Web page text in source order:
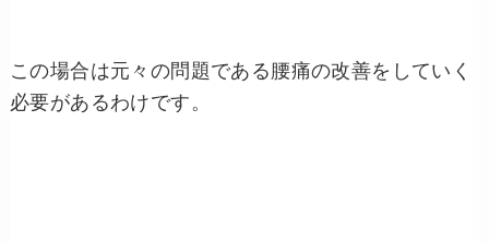
この場合は元々の問題である腰痛の改善をしていく
必要があるわけです。